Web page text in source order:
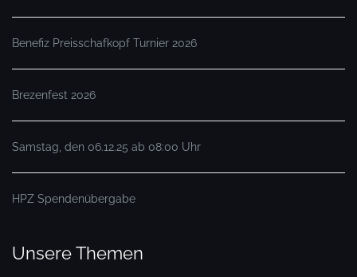
Benefiz Preisschafkopf Turnier 2026
Brezenfest 2026
Samstag, den 06.12.25 ab 08:00 Uhr
HPZ Spendenübergabe
Unsere Themen